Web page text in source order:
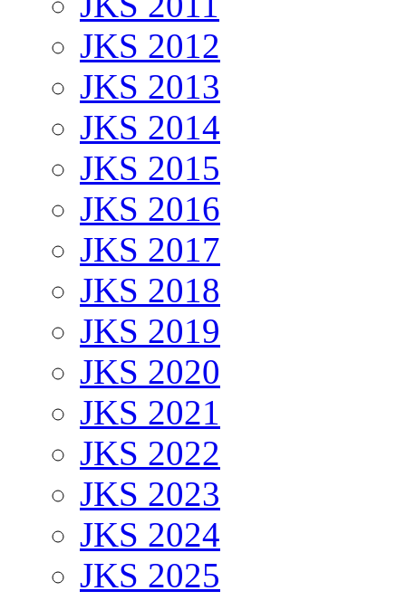
JKS 2012
JKS 2013
JKS 2014
JKS 2015
JKS 2016
JKS 2017
JKS 2018
JKS 2019
JKS 2020
JKS 2021
JKS 2022
JKS 2023
JKS 2024
JKS 2025